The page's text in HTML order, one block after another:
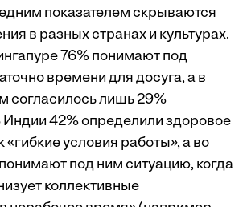
показателем скрываются
в разных странах и культурах.
76% понимают под
времени для досуга, а в
согласилось лишь 29%
42% определили здоровое
«гибкие условия работы», а во
под ним ситуацию, когда
коллективные